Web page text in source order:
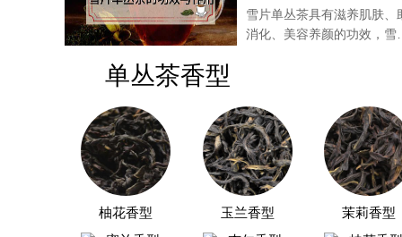
雪片单丛茶具有滋养肌肤、
消化、美容养颜的功效，雪
单丛茶香型
柚花香型 玉兰香型 茉莉香型